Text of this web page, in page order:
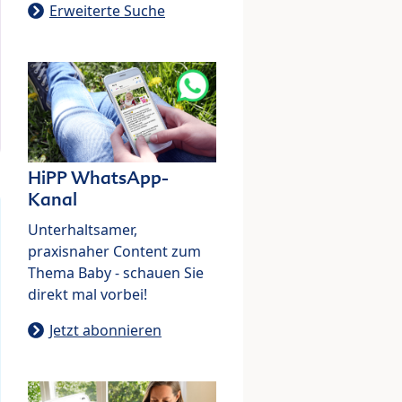
Erweiterte Suche
HiPP WhatsApp-
Kanal
Unterhaltsamer,
praxisnaher Content zum
Thema Baby - schauen Sie
direkt mal vorbei!
Jetzt abonnieren